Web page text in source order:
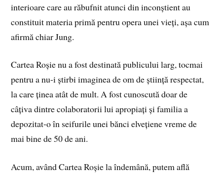
interioare care au răbufnit atunci din inconștient au
constituit materia primă pentru opera unei vieți, așa cum
afirmă chiar Jung.
Cartea Roșie nu a fost destinată publicului larg, tocmai
pentru a nu-i știrbi imaginea de om de știință respectat,
la care ținea atât de mult. A fost cunoscută doar de
câțiva dintre colaboratorii lui apropiați și familia a
depozitat-o în seifurile unei bănci elvețiene vreme de
mai bine de 50 de ani.
Acum, având Cartea Roșie la îndemână, putem află